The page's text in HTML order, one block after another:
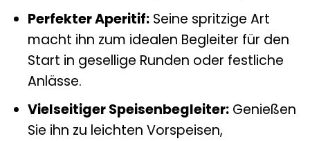
Perfekter Aperitif:Seine spritzige Art
macht ihn zum idealen Begleiter für den
Start in gesellige Runden oder festliche
Anlässe.
Vielseitiger Speisenbegleiter:Genießen
Sie ihn zu leichten Vorspeisen,